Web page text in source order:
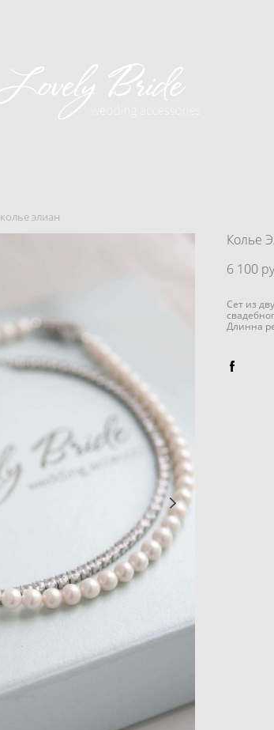
колье элиан
Колье
6 100
Сет из
Длинна